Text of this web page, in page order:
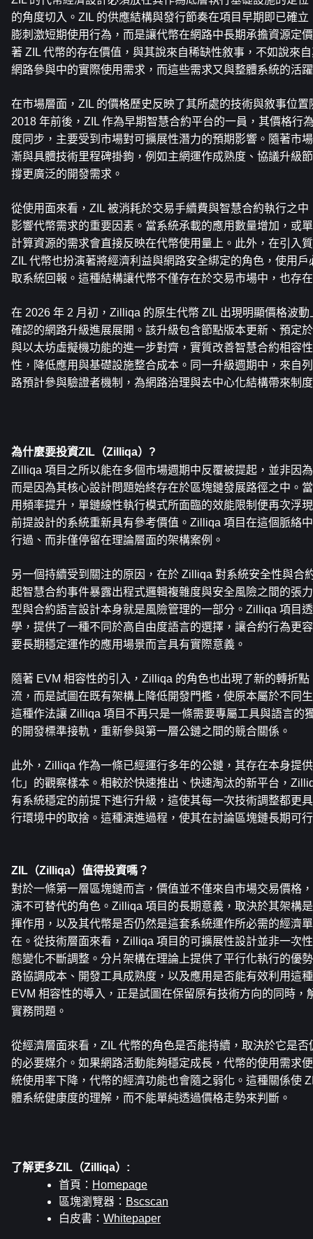
的角度切入。ZIL 的供應結構與發行節奏在項目早期即已確
膨刺激短期使用行為，而是讓代幣在網路中長期承擔資源定
著 ZIL 代幣的存在價值，與其說來自稀缺性敘事，不如說來
網路參與中的實際使用需求，而這些需求又與整體系統的活
在市場層面，ZIL 的價格歷史反映了其所處的技術與敘事位
2018 年前後，ZIL 作為早期智慧合約平台的一員，其價格行
度同步，主要受到市場對可擴展性潛力的預期影響。隨著市
漸與具體技術里程碑掛鉤，例如主網運作成熟度、協議升級
撐更廣泛的開發需求。
從使用面來看，ZIL 被消耗於交易手續費與智慧合約執行之
影響代幣需求的重要因素。當系統承載的應用數量增加，或
計算資源的需求會直接反映在代幣使用量上。此外，在引入
ZIL 代幣也扮演著將經濟利益與網路安全綁定的角色，使用
取系統回報。這種結構讓代幣不僅存在於交易市場中，也存
在 2026 年 2 月初，Zilliqa 的原生代幣 ZIL 出現明顯價格波
確認的網路升級進展展開。該升級包含節點版本更新、預定
與以太坊虛擬機功能的進一步對齊，實質改善智慧合約相容
性，降低應用與基礎設施整合成本。同一升級週期中，來自
路預計參與驗證者機制，為網路治理與去中心化結構帶來制
為什麼要投資ZIL（Zilliqa）?
Zilliqa 項目之所以能在多個市場週期中反覆被提起，並非因
而是因為其核心設計問題始終存在於區塊鏈發展路徑之中。
用頻率提升，單鏈線性執行模式所面臨的效能限制便再次浮
前提設計的系統重新具有參考價值。Zilliqa 項目在這個脈絡
行過、而非僅停留在理論層面的架構案例。
另一個持續受到關注的原因，在於 Zilliqa 對系統安全性與合
起智慧合約事件暴露出程式邏輯複雜度與安全風險之間的張
型與合約語言設計本身就是風險管理的一部分。Zilliqa 項目
學，提供了一種不同於高自由度語言的選擇，讓合約行為更
要長期穩定運作的應用場景而言具有實際意義。
隨著 EVM 相容性的引入，Zilliqa 的角色也出現了新的轉折
流，而是試圖在既有架構上降低開發門檻，使原本屬於不同
這種作法讓 Zilliqa 項目不再只是一條需要專屬工具與語言的
的開發標準接軌，重新參與第一層公鏈之間的競合關係。
此外，Zilliqa 作為一條已經運行多年的公鏈，其存在本身提
化」的觀察樣本。相較於快速推出、快速淘汰的新平台，
有系統穩定的前提下進行升級，這使其每一次技術調整都更
行環境中的取捨。這種演進過程，使其在討論區塊鏈長期可
ZIL（Zilliqa）值得投資嗎？
對於一條第一層區塊鏈而言，價值並不僅來自市場交易價格
演不可替代的角色。Zilliqa 項目的長期意義，取決於其架構
揮作用，以及其代幣是否仍然是這套系統運作所必需的經濟
在。從技術層面來看，Zilliqa 項目的可擴展性設計並非一次
態變化不斷調整。分片架構在理論上提供了平行化執行的優
路協調成本、開發工具成熟度，以及應用是否能有效利用這
EVM 相容性的導入，正是試圖在保留原有技術方向的同時，
實務問題。
從經濟層面來看，ZIL 代幣的角色是否能持續，取決於它是
的必要媒介。如果網路活動能夠穩定成長，代幣的使用需求
統使用率下降，代幣的經濟功能也會隨之弱化。這種關係使
體系統健康度的理解，而不能單純透過價格走勢來判斷。
了解更多ZIL（Zilliqa）:
首頁： Homepage
區塊瀏覽器： Bscscan
白皮書： Whitepaper